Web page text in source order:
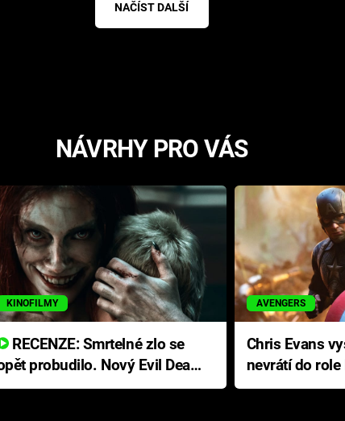
NAČÍST DALŠÍ
NÁVRHY PRO VÁS
KINOFILMY
RECENZE: Smrtelné zlo se
probudilo. Nový Evil Dead
s neodolatelnou
AVENGERS
Chris Evans
nevrátí do role
Ameriky